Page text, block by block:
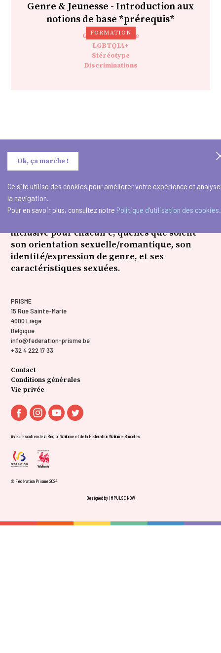
FORMATION
Genre & Jeunesse - Introduction aux
notions de base *prérequis*
Genre&Jeunesse
LGBTQIA+
Stéréotype
Discriminations
Ce site utilise des cookies pour améliorer votre expérience et
la navigation.
Pour en savoir plus, consultez notre Politique d'utilisation des cookies.
Ok, ça marche !
inclusive pour chacun·e, quelles que soient
son orientation sexuelle/romantique, son
identité/expression de genre, et ses
caractéristiques sexuées.
Designed by IMPULSE NOW
PRISME
15 Rue Sainte-Marie
4000 Liège
Belgique
info@federation-prisme.be
+32 4 222 17 33
Contact
Conditions générales
Vie privée
Avec le soutien de la Région Wallonne et de la Fédération Wallonie-Bruxelles
© Fédération Prisme 2024